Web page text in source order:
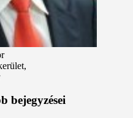
bejegyzései